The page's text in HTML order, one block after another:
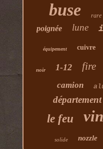
buse rare
poignée lune
équipement cuivre
noir 1-12 fire
camion
département
le feu
solide nozzle